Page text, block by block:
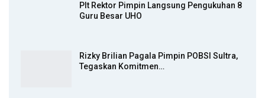
Plt Rektor Pimpin Langsung Pengukuhan 8
Guru Besar UHO
Rizky Brilian Pagala Pimpin POBSI Sultra,
Tegaskan Komitmen…